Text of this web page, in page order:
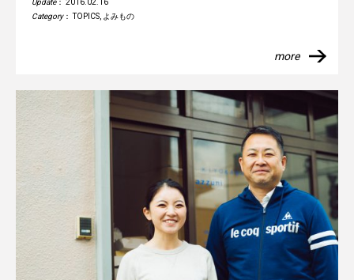
Category：TOPICS よみもの
more